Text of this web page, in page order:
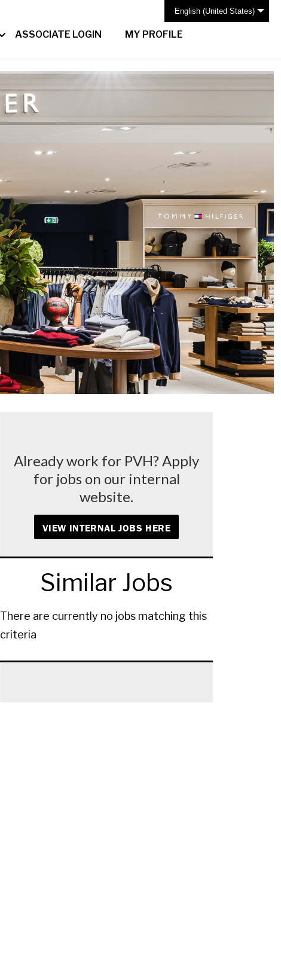
English (United States)
ASSOCIATE LOGIN MY PROFILE
Already work for PVH? Apply
for jobs on our internal
website.
VIEW INTERNAL JOBS HERE
Similar Jobs
There are currently no jobs matching this
criteria